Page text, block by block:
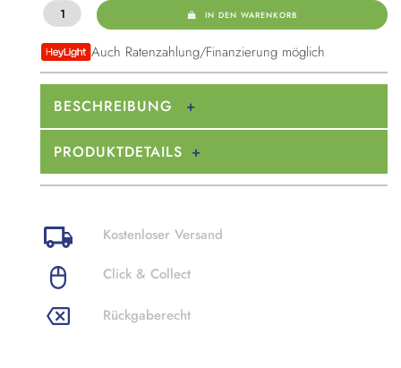
IN DEN WARENKORB
Auch Ratenzahlung/Finanzierung möglich
BESCHREIBUNG
PRODUKTDETAILS
Kostenloser Versand
Click & Collect
Rückgaberecht